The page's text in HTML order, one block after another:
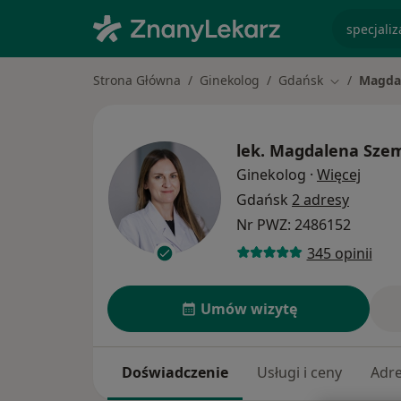
Strona Główna Ginekolog Gdańsk Zmień
lek. Magdalena
Ginekolog · Więcej
Gdańsk 2 adresy
Nr PWZ: 2486152
345 opinii
Umów wizytę
Doświadczenie Usługi i ceny